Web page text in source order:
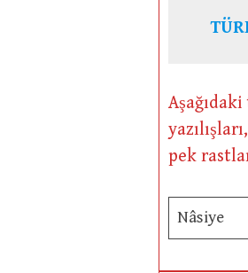
pek
Nâsiye